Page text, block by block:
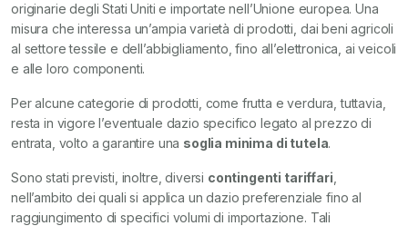
originarie degli Stati Uniti e importate nell’Unione europea. Una
misura che interessa un’ampia varietà di prodotti, dai beni agricoli
al settore tessile e dell’abbigliamento, fino all’elettronica, ai veicoli
e alle loro componenti.
Per alcune categorie di prodotti, come frutta e verdura, tuttavia,
resta in vigore l’eventuale dazio specifico legato al prezzo di
entrata, volto a garantire una soglia minima di tutela.
Sono stati previsti, inoltre, diversi contingenti tariffari
nell’ambito dei quali si applica un dazio preferenziale fino al
raggiungimento di specifici volumi di importazione. Tali